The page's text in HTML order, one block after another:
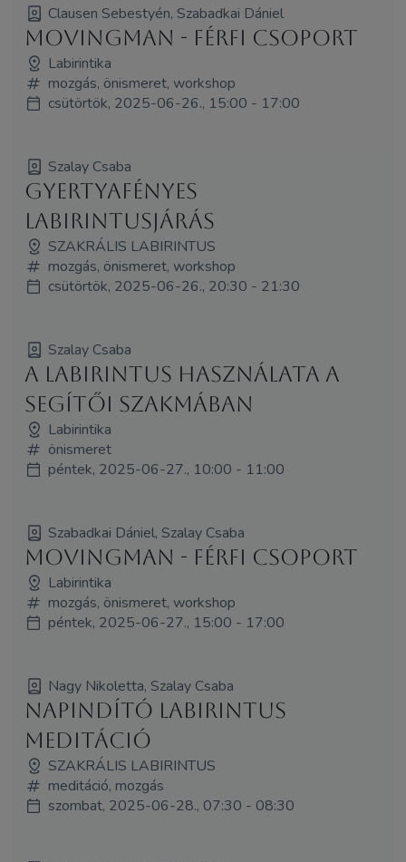
Clausen Sebestyén, Szabadkai Dániel
MovingMan - férfi csoport
Labirintika
mozgás, önismeret, workshop
csütörtök, 2025-06-26., 15:00 - 17:00
Szalay Csaba
Gyertyafényes
labirintusjárás
SZAKRÁLIS LABIRINTUS
mozgás, önismeret, workshop
csütörtök, 2025-06-26., 20:30 - 21:30
Szalay Csaba
A labirintus használata a
segítői szakmában
Labirintika
önismeret
péntek, 2025-06-27., 10:00 - 11:00
Szabadkai Dániel, Szalay Csaba
MovingMan - férfi csoport
Labirintika
mozgás, önismeret, workshop
péntek, 2025-06-27., 15:00 - 17:00
Nagy Nikoletta, Szalay Csaba
Napindító labirintus
meditáció
SZAKRÁLIS LABIRINTUS
meditáció, mozgás
szombat, 2025-06-28., 07:30 - 08:30